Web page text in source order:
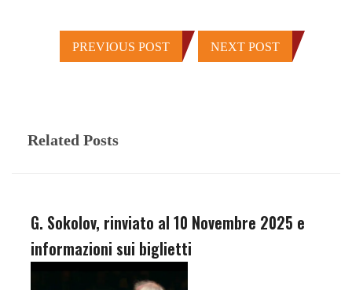
PREVIOUS POST NEXT POST
Related Posts
G. Sokolov, rinviato al 10 Novembre 2025 e
informazioni sui biglietti